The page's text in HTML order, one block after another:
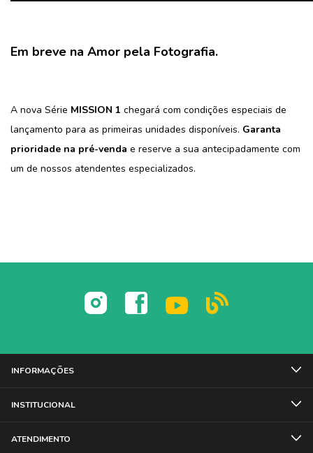
Em breve na Amor pela Fotografia.
A nova Série MISSION 1 chegará com condições especiais de
lançamento para as primeiras unidades disponíveis. Garanta
prioridade na pré-venda e reserve a sua antecipadamente com
um de nossos atendentes especializados.
INFORMAÇÕES
INSTITUCIONAL
ATENDIMENTO